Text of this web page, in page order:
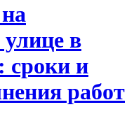
в
сроки и
работ